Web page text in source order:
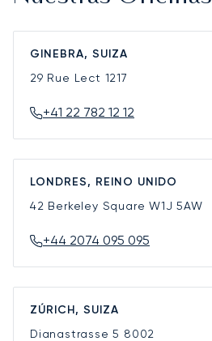
GINEBRA, SUIZA
29 Rue Lect 1217
+41 22 782 12 12
LONDRES, REINO UNIDO
42 Berkeley SquareW1J 5AW
+44 2074 095 095
ZÚRICH, SUIZA
Dianastrasse 5 8002